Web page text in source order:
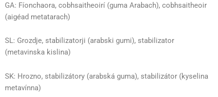
GA: Fíonchaora, cobhsaitheoirí (guma Arabach), cobhsaitheoir
(aigéad metatarach)
SL: Grozdje, stabilizatorji (arabski gumi), stabilizator
(metavinska kislina)
SK: Hrozno, stabilizátory (arabská guma), stabilizátor (kyselina
metavínna)